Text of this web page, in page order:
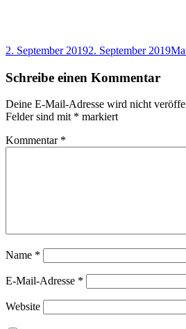
Veröffentlicht
2. September 20192. September 2019
Schreibe einen Kommentar
Deine E-Mail-Adresse wird nicht
Felder sind mit * markiert
Kommentar *
Name *
E-Mail-Adresse *
Website